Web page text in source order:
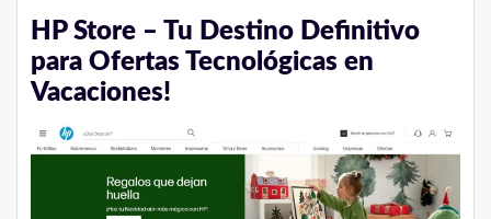
HP Store – Tu Destino Definitivo
para Ofertas Tecnológicas en
Vacaciones!